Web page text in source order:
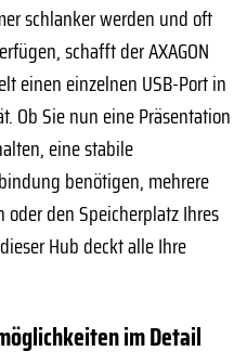
schlanker werden und oft
schafft der AXAGON
einen einzelnen USB-Port in
Ob Sie nun eine Präsentation
eine stabile
benötigen, mehrere
oder den Speicherplatz Ihres
Hub deckt alle Ihre
im Detail